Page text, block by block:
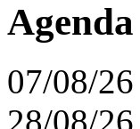
Agenda
07/08/26